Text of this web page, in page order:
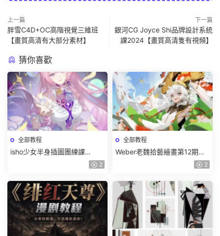
上一篇
胖雪C4D+OC高階視覺三維班
【畫質高清有大部分素材】
下一篇
銀河CG Joyce Shi品牌設計系統
課2024【畫質高清隻有視頻】
猜你喜歡
全部教程
isho少女半身插圖團練課
2026【畫質高清隻有視頻】 2
全部教程
Weber老魏拾藝繪畫第12期角
色特訓班【畫質不錯隻有視
2